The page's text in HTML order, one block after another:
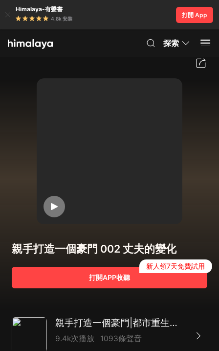
Himalaya-有聲書
4.8k 安裝
打開 App
探索
親手打造一個豪門 002 丈夫的變化
打開APP收聽
新人領7天免費試用
親手打造一個豪門|都市重生逆襲|多人有聲劇
9.4k次播放 1093條聲音